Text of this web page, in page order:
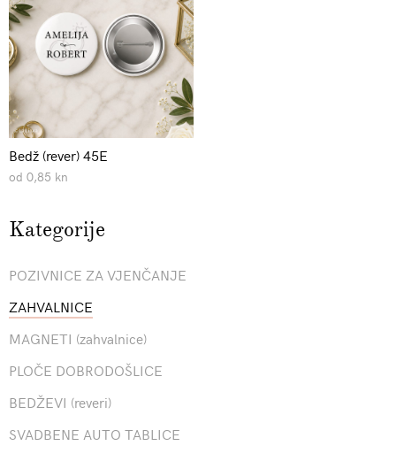
Bedž (rever) 45E
od 0,85 kn
Kategorije
POZIVNICE ZA VJENČANJE
ZAHVALNICE
MAGNETI (zahvalnice)
PLOČE DOBRODOŠLICE
BEDŽEVI (reveri)
SVADBENE AUTO TABLICE